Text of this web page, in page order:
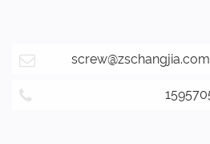
screw@zschangjia.com